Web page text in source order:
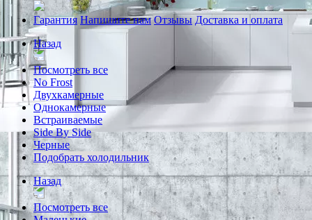
Гарантия Напишите нам Отзывы Доставка и оплата
Назад
Посмотреть все
No Frost
Двухкамерные
Однокамерные
Встраиваемые
Side By Side
Черные
Подобрать холодильник
Назад
Посмотреть все